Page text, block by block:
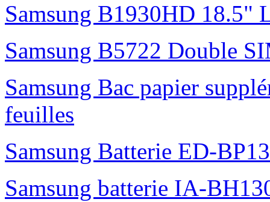
Samsung B1930HD 18.5"
Samsung B5722 Double
Samsung Bac papier
feuilles
Samsung Batterie ED-
Samsung batterie IA-